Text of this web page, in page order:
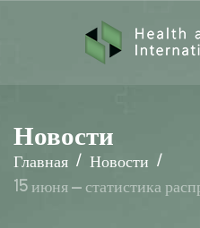
Новости
Главная / Новости /
15 июня – статистика